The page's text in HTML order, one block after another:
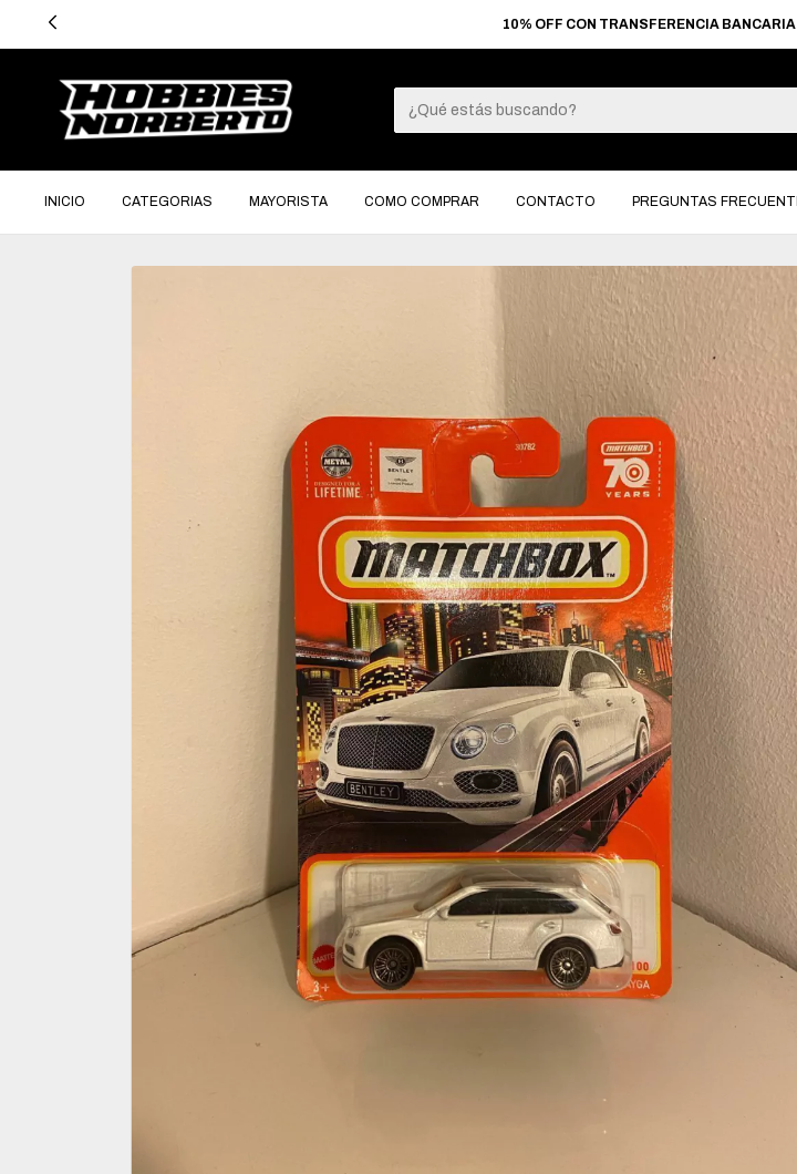
3 CUOTAS SIN INTERES EN COMPRAS +$90.000 → 6
INICIO CATEGORIAS MAYORISTA COMO COMPRAR CONTACTO PREGUNTAS